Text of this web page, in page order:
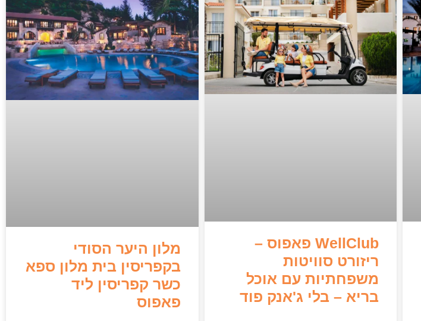
WellClub פאפוס –
ריזורט סוויטות
משפחתיות עם אוכל
בריא – בלי ג'אנק פוד
מלון היער הסודי
בקפריסין בית מלון ספא
כשר קפריסין ליד
פאפוס